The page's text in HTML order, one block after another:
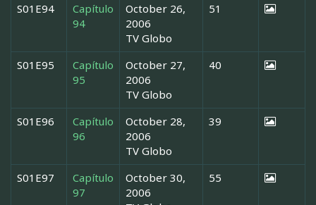
S01E94
Capítulo
94
October 26,
2006
TV Globo
51
S01E95
Capítulo
95
October 27,
2006
TV Globo
40
S01E96
Capítulo
96
October 28,
2006
TV Globo
39
S01E97
Capítulo
97
October 30,
2006
55